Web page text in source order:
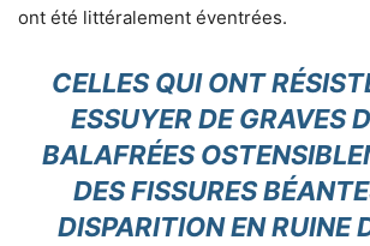
ont été littéralement éventrées.
CELLES QUI ONT
ESSUYER DE GRAVES
BALAFRÉES
DES FISSURES
DISPARITION EN RUINE